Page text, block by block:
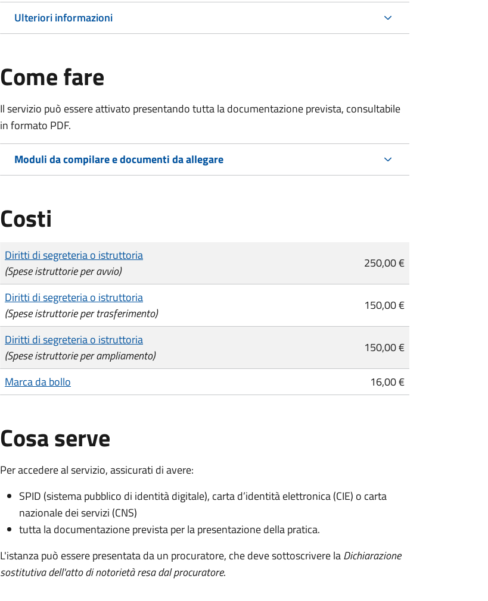
Ulteriori informazioni
Come fare
Il servizio può essere attivato presentando tutta la documentazione prevista, consultabile
in formato PDF.
Moduli da compilare e documenti da allegare
Costi
Tipo di pagamento
Importo
Diritti di segreteria o istruttoria
(Spese istruttorie per avvio)
250,00 €
Diritti di segreteria o istruttoria
(Spese istruttorie per trasferimento)
150,00 €
Diritti di segreteria o istruttoria
(Spese istruttorie per ampliamento)
150,00 €
Marca da bollo 16,00 €
Cosa serve
Per accedere al servizio, assicurati di avere:
SPID (sistema pubblico di identità digitale), carta d’identità elettronica (CIE) o carta
nazionale dei servizi (CNS)
tutta la documentazione prevista per la presentazione della pratica.
L'istanza può essere presentata da un procuratore, che deve sottoscrivere laDichiarazione
sostitutiva dell'atto di notorietà resa dal procuratore.